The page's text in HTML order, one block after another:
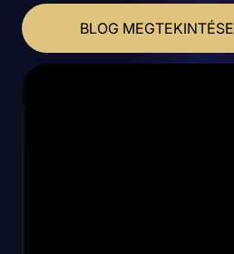
BLOG MEGTEKINTÉSE